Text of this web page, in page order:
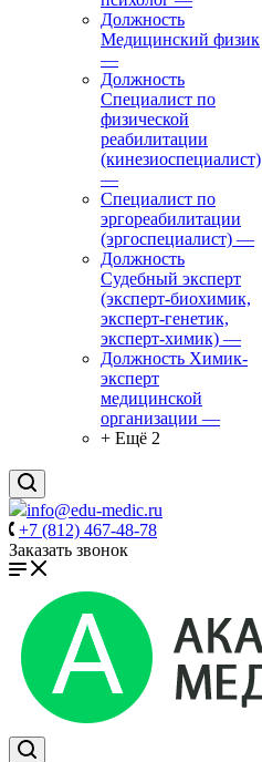
Должность
Медицинский физик
—
Должность
Специалист по
физической
реабилитации
(кинезиоспециалист)
—
Специалист по
эргореабилитации
(эргоспециалист) —
Должность
Судебный эксперт
(эксперт-биохимик,
эксперт-генетик,
эксперт-химик) —
Должность Химик-
эксперт
медицинской
организации —
+ Ещё 2
info@edu-medic.ru
+7 (812) 467-48-78
Заказать звонок